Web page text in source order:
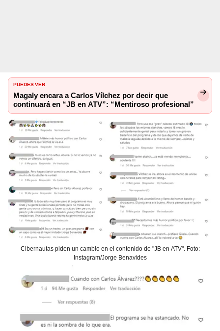
PUEDES VER:
Magaly encara a Carlos Vílchez por decir que
continuará en “JB en ATV”: “Mentiroso profesional”
Cibernautas piden un cambio en el contenido de "JB en ATV". Foto:
Instagram/Jorge Benavides